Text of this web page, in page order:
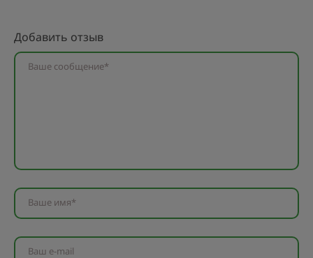
Добавить отзыв
Ваше сообщение*
Ваше имя*
Ваш e-mail